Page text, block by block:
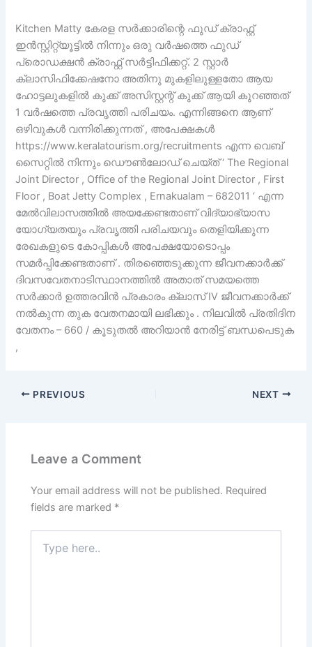
Kitchen Matty കേരള സർക്കാരിന്റെ ഫുഡ് ക്രാഫ്റ്റ്
ഇൻസ്റ്റിറ്റ്യൂട്ടിൽ നിന്നും ഒരു വർഷത്തെ ഫുഡ്
പ്രൊഡക്ഷൻ ക്രാഫ്റ്റ് സർട്ടിഫിക്കറ്റ്. 2 സ്റ്റാർ
ക്ലാസിഫിക്കേഷനോ അതിനു മുകളിലുള്ളതോ ആയ
ഹോട്ടലുകളിൽ കുക്ക് അസിസ്റ്റന്റ് കുക്ക് ആയി കുറഞ്ഞത്
1 വർഷത്തെ പ്രവൃത്തി പരിചയം. എന്നിങ്ങനെ ആണ്
ഒഴിവുകൾ വന്നിരിക്കുന്നത് , അപേക്ഷകൾ
https://www.keralatourism.org/recruitments എന്ന വെബ്
സൈറ്റിൽ നിന്നും ഡൌൺലോഡ് ചെയ്ത് ‘ The Regional
Joint Director , Office of the Regional Joint Director , First
Floor , Boat Jetty Complex , Ernakualam – 682011 ‘ എന്ന
മേൽവിലാസത്തിൽ അയക്കേണ്ടതാണ് വിദ്യാഭ്യാസ
യോഗ്യതയും പ്രവൃത്തി പരിചയവും തെളിയിക്കുന്ന
രേഖകളുടെ കോപ്പികൾ അപേക്ഷയോടൊപ്പം
സമർപ്പിക്കേണ്ടതാണ് . തിരഞ്ഞെടുക്കുന്ന ജീവനക്കാർക്ക്
ദിവസവേതനാടിസ്ഥാനത്തിൽ അതാത് സമയത്തെ
സർക്കാർ ഉത്തരവിൻ പ്രകാരം ക്ലാസ് IV ജീവനക്കാർക്ക്
നൽകുന്ന തുക വേതനമായി ലഭിക്കും . നിലവിൽ പ്രതിദിന
വേതനം – 660 / കൂടുതൽ അറിയാൻ നേരിട്ട് ബന്ധപെടുക
,
PREVIOUS NEXT
Leave a Comment
Your email address will not be published. Required
fields are marked *
here..